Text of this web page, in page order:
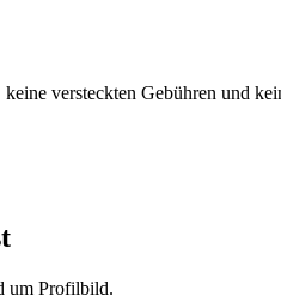
versteckten Gebühren und
um Profilbild.